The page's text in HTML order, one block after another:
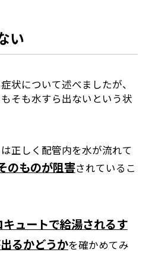
い
状について述べましたが、
そも水すら出ないという状
正しく配管内を水が流れて
のものが阻害されているこ
キュートで給湯されるす
るかどうかを確かめてみ